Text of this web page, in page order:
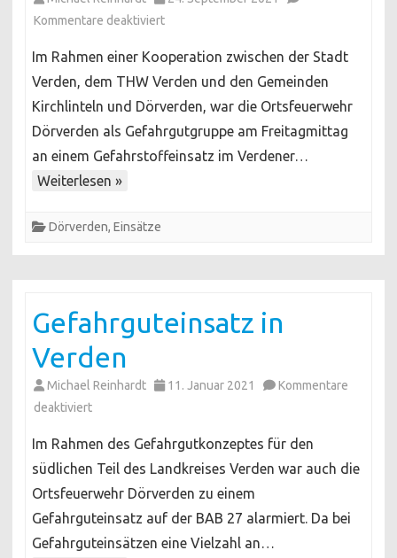
Kommentare deaktiviertfür
Gefahrstoffeinsatz
Im Rahmen einer Kooperation zwischen der Stadt
Verden, dem THW Verden und den Gemeinden
Kirchlinteln und Dörverden, war die Ortsfeuerwehr
Dörverden als Gefahrgutgruppe am Freitagmittag
an einem Gefahrstoffeinsatz im Verdener…
Weiterlesen »
Dörverden, Einsätze
Gefahrguteinsatz in
Verden
Michael Reinhardt 11. Januar 2021
Kommentare
deaktiviertfür
in
Verden
Im Rahmen des Gefahrgutkonzeptes für den
südlichen Teil des Landkreises Verden war auch die
Ortsfeuerwehr Dörverden zu einem
Gefahrguteinsatz auf der BAB 27 alarmiert. Da bei
Gefahrguteinsätzen eine Vielzahl an…